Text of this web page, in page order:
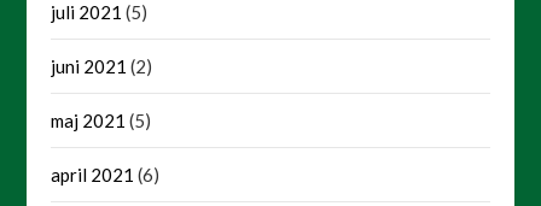
juli 2021 (5)
juni 2021 (2)
maj 2021 (5)
april 2021 (6)